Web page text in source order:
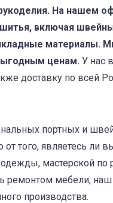
На нашем
включая
материалы.
ценам. У нас
доставку по всей
портных и
того, являетесь ли
мастерской по
ремонтом мебели,
производства.